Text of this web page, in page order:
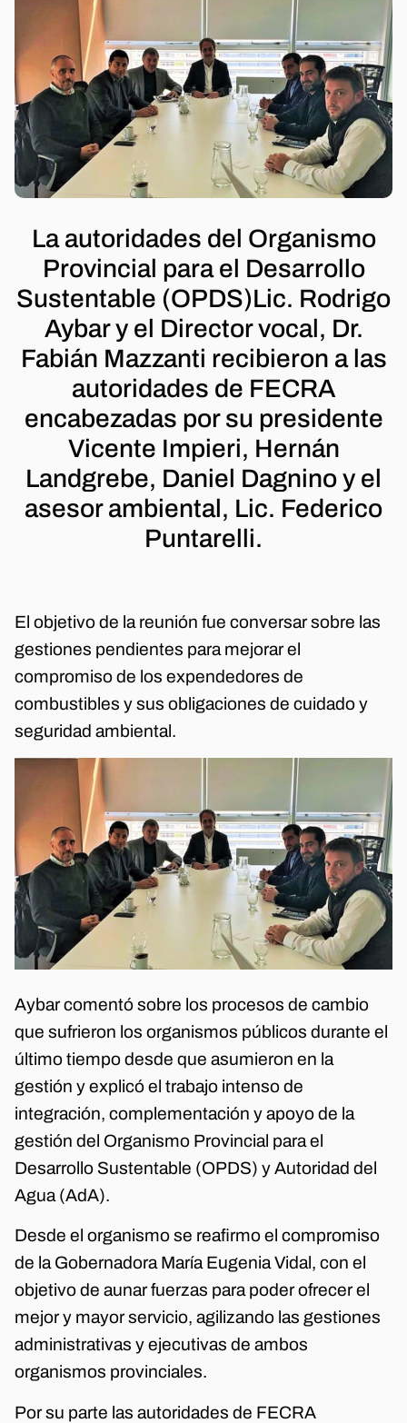
La autoridades del Organismo
Provincial para el Desarrollo
Sustentable (OPDS)Lic. Rodrigo
Aybar y el Director vocal, Dr.
Fabián Mazzanti recibieron a las
autoridades de FECRA
encabezadas por su presidente
Vicente Impieri, Hernán
Landgrebe, Daniel Dagnino y el
asesor ambiental, Lic. Federico
Puntarelli.
El objetivo de la reunión fue conversar sobre las
gestiones pendientes para mejorar el
compromiso de los expendedores de
combustibles y sus obligaciones de cuidado y
seguridad ambiental.
Aybar comentó sobre los procesos de cambio
que sufrieron los organismos públicos durante el
último tiempo desde que asumieron en la
gestión y explicó el trabajo intenso de
integración, complementación y apoyo de la
gestión del Organismo Provincial para el
Desarrollo Sustentable (OPDS) y Autoridad del
Agua (AdA).
Desde el organismo se reafirmo el compromiso
de la Gobernadora María Eugenia Vidal, con el
objetivo de aunar fuerzas para poder ofrecer el
mejor y mayor servicio, agilizando las gestiones
administrativas y ejecutivas de ambos
organismos provinciales.
Por su parte las autoridades de FECRA